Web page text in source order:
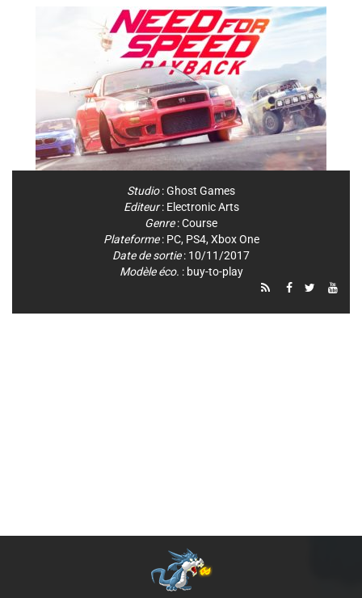
Studio:Ghost Games
Editeur: Electronic Arts
Genre:Course
Plateforme: PC, PS4, Xbox One
Date de sortie: 10/11/2017
Modèle éco. : buy-to-play